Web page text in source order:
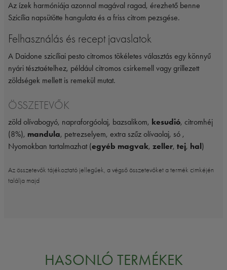
Az ízek harmóniája azonnal magával ragad, érezhető benne
Szicília napsütötte hangulata és a friss citrom pezsgése.
Felhasználás és recept javaslatok
A Daidone szicíliai pesto citromos tökéletes választás egy könnyű
nyári tésztaételhez, például citromos csirkemell vagy grillezett
zöldségek mellett is remekül mutat.
ÖSSZETEVŐK
zöld olívabogyó, napraforgóolaj, bazsalikom, kesudió, citromhéj
(8%), mandula, petrezselyem, extra szűz olívaolaj, só ,
Nyomokban tartalmazhat (egyéb magvak, zeller, tej, hal)
Az összetevők tájékoztató jellegűek, a végső összetevőket a termék cimkéjén
találja majd
HASONLÓ TERMÉKEK